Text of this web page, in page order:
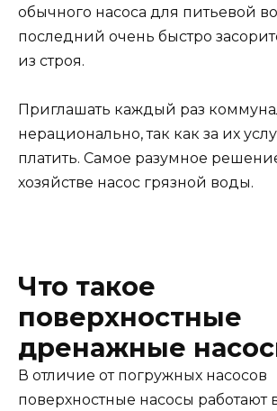
обычного насоса для питьевой
последний очень быстро
из строя.
Приглашать каждый раз
нерационально, так как за их
платить. Самое разумное
хозяйстве насос грязной воды.
Что такое
поверхностные
дренажные
В отличие от погружных насосов
поверхностные насосы работают